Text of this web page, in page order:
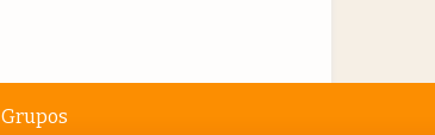
Grupos